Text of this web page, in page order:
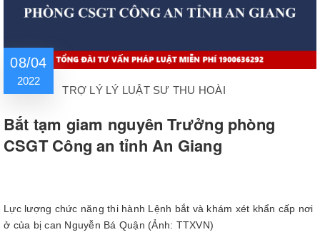
08/04
2022
TRỢ LÝ LÝ LUẬT SƯ THU HOÀI
Bắt tạm giam nguyên Trưởng phòng
CSGT Công an tỉnh An Giang
Lực lượng chức năng thi hành Lệnh bắt và khám xét khẩn cấp nơi
ở của bị can Nguyễn Bá Quận (Ảnh: TTXVN)